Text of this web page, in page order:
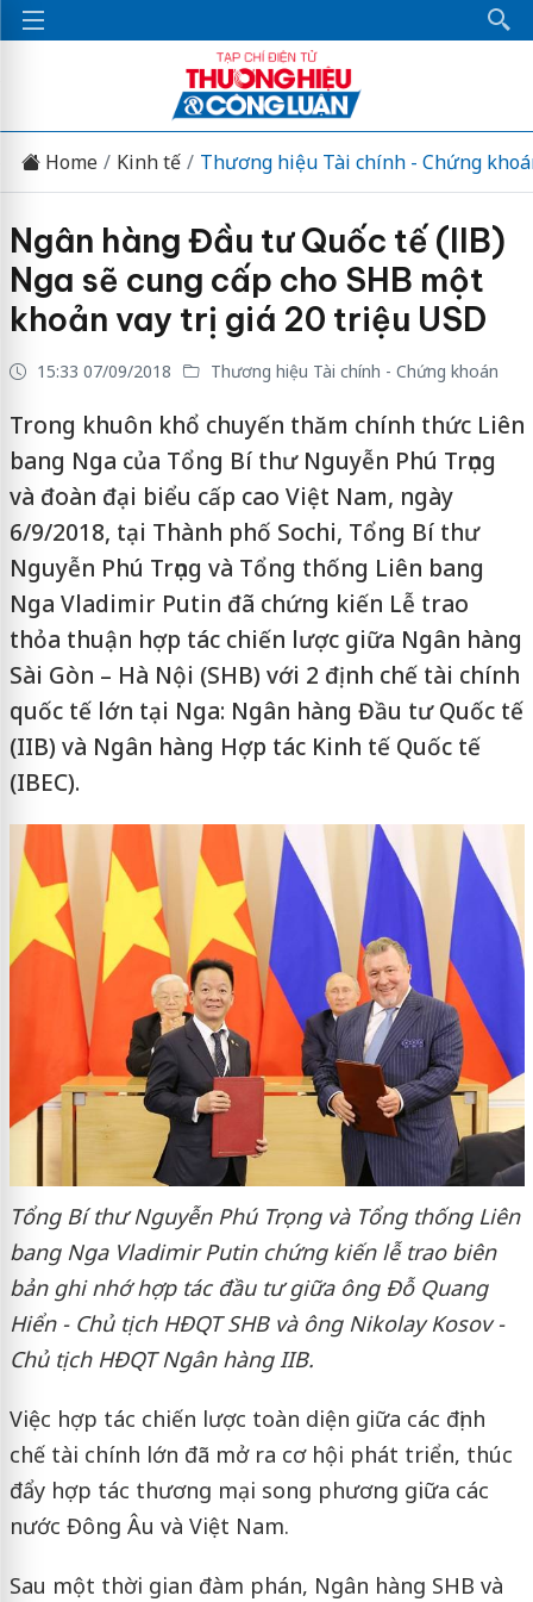
Home Kinh tế Thương hiệu Tài chính - Chứng
Ngân hàng Đầu tư Quốc tế (IIB)
Nga sẽ cung cấp cho SHB một
khoản vay trị giá 20 triệu USD
15:33 07/09/2018 Thương hiệu Tài chính - Chứng khoán
Trong khuôn khổ chuyến thăm chính thức Liên
bang Nga của Tổng Bí thư Nguyễn Phú Trọng
và đoàn đại biểu cấp cao Việt Nam, ngày
6/9/2018, tại Thành phố Sochi, Tổng Bí thư
Nguyễn Phú Trọng và Tổng thống Liên bang
Nga Vladimir Putin đã chứng kiến Lễ trao
thỏa thuận hợp tác chiến lược giữa Ngân hàng
Sài Gòn – Hà Nội (SHB) với 2 định chế tài chính
quốc tế lớn tại Nga: Ngân hàng Đầu tư Quốc tế
(IIB) và Ngân hàng Hợp tác Kinh tế Quốc tế
(IBEC).
Tổng Bí thư Nguyễn Phú Trọng và Tổng thống Liên
bang Nga Vladimir Putin chứng kiến lễ trao biên
bản ghi nhớ hợp tác đầu tư giữa ông Đỗ Quang
Hiển - Chủ tịch HĐQT SHB và ông Nikolay Kosov -
Chủ tịch HĐQT Ngân hàng IIB.
Việc hợp tác chiến lược toàn diện giữa các định
chế tài chính lớn đã mở ra cơ hội phát triển, thúc
đẩy hợp tác thương mại song phương giữa các
nước Đông Âu và Việt Nam.
Sau một thời gian đàm phán, Ngân hàng SHB và